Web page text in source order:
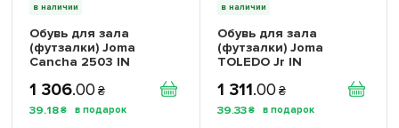
в наличии
Обувь для зала
(футзалки) Joma
Cancha 2503 IN
1 306.00 ₴
39.18₴
в наличии
Обувь для зала
(футзалки) Joma
TOLEDO Jr IN
1 311.00 ₴
39.33₴